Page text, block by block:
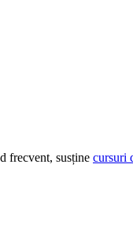
frecvent, susține cursuri